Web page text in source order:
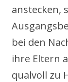
anstecken,
bei den
ihre Eltern
qualvoll zu